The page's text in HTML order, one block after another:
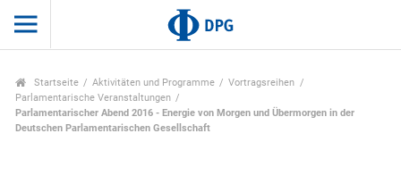
Startseite Aktivitäten und Programme
Vortragsreihen
Parlamentarische Veranstaltungen
Parlamentarischer Abend 2016 - Energie von Morgen und Übermorgen in der
Deutschen Parlamentarischen Gesellschaft